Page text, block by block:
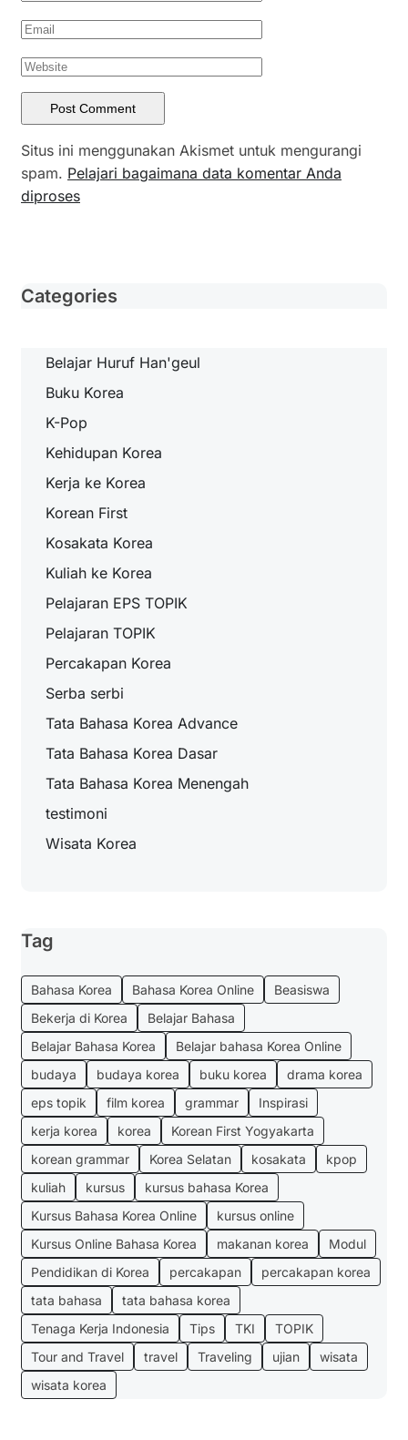
Situs ini menggunakan Akismet untuk mengurangi
spam. Pelajari bagaimana data komentar Anda
diproses
Categories
Belajar Huruf Han'geul
Buku Korea
K-Pop
Kehidupan Korea
Kerja ke Korea
Korean First
Kosakata Korea
Kuliah ke Korea
Pelajaran EPS TOPIK
Pelajaran TOPIK
Percakapan Korea
Serba serbi
Tata Bahasa Korea Advance
Tata Bahasa Korea Dasar
Tata Bahasa Korea Menengah
testimoni
Wisata Korea
Tag
Bahasa Korea Bahasa Korea Online
Beasiswa
Bekerja di Korea
Belajar Bahasa
Belajar Bahasa Korea
Belajar bahasa Korea Online
budaya
budaya korea buku korea
drama korea
eps topik
film korea grammar
Inspirasi
kerja korea
korea
Korean First Yogyakarta
korean grammar
Korea Selatan kosakata
kpop
kuliah
kursus
kursus bahasa Korea
Kursus Bahasa Korea Online
kursus online
Kursus Online Bahasa Korea
makanan korea
Modul
Pendidikan di Korea
percakapan
percakapan korea
tata bahasa
tata bahasa korea
Tenaga Kerja Indonesia
Tips TKI
TOPIK
Tour and Travel
travel Traveling ujian
wisata
wisata korea